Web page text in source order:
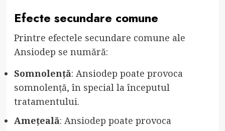
Efecte secundare comune
Printre efectele secundare comune ale
Ansiodep se numără:
Somnolență: Ansiodep poate provoca
somnolență, în special la începutul
tratamentului.
Amețeală: Ansiodep poate provoca